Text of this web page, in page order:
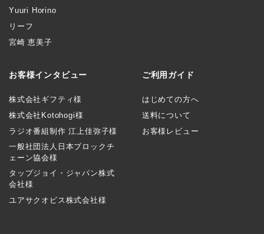
Yuuri Horino
リーフ
宮崎 恵美子
お客様インタビュー
株式会社ギフティ様
株式会社Kotohogi様
ラジオ番組制作 江上佳弥子様
一般社団法人日本ブロックチ
ェーン協会様
タップジョイ・ジャパン株式
会社様
ユアサクオビス株式会社様
ご利用ガイド
はじめての方へ
送料について
お客様レビュー